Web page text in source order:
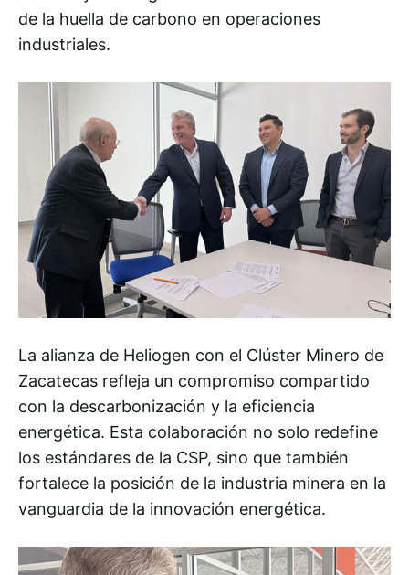
de la huella de carbono en operaciones
industriales.
La alianza de Heliogen con el Clúster Minero de
Zacatecas refleja un compromiso compartido
con la descarbonización y la eficiencia
energética. Esta colaboración no solo redefine
los estándares de la CSP, sino que también
fortalece la posición de la industria minera en la
vanguardia de la innovación energética.